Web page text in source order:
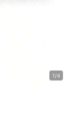
1/4